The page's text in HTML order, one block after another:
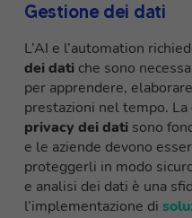
Gestione dei dati
L’AI e l’automation
dei dati che sono
per apprendere,
prestazioni nel tempo. La
privacy dei dati sono
e le aziende devono
proteggerli in modo
e analisi dei dati è una
l’implementazione di